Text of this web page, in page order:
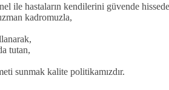
ile hastaların kendilerini güvende
kadromuzla,
tutan,
sunmak kalite politikamızdır.